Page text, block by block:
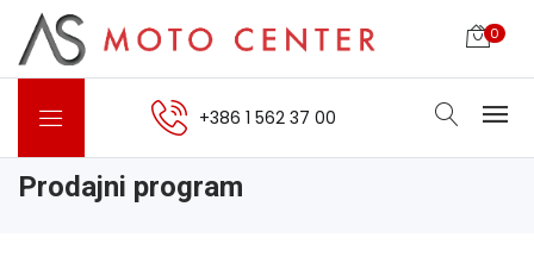
0
+386 1 562 37 00
Prodajni program